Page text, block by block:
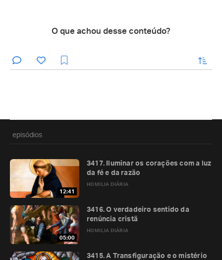
O que achou desse conteúdo?
enviar
episódios
12:41
HOMILIA DIÁRIA
3417. Iluminar os corações com a luz
da fé e da razão
05:00
HOMILIA DIÁRIA
3416. O verdadeiro sentido da
renúncia cristã
3415. A Transfiguração e o mistério